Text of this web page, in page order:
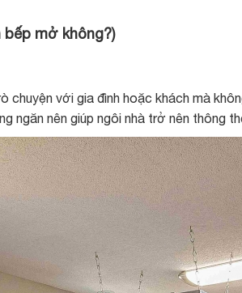
mở không?)
với gia đình hoặc khách mà
nên giúp ngôi nhà trở nên thông